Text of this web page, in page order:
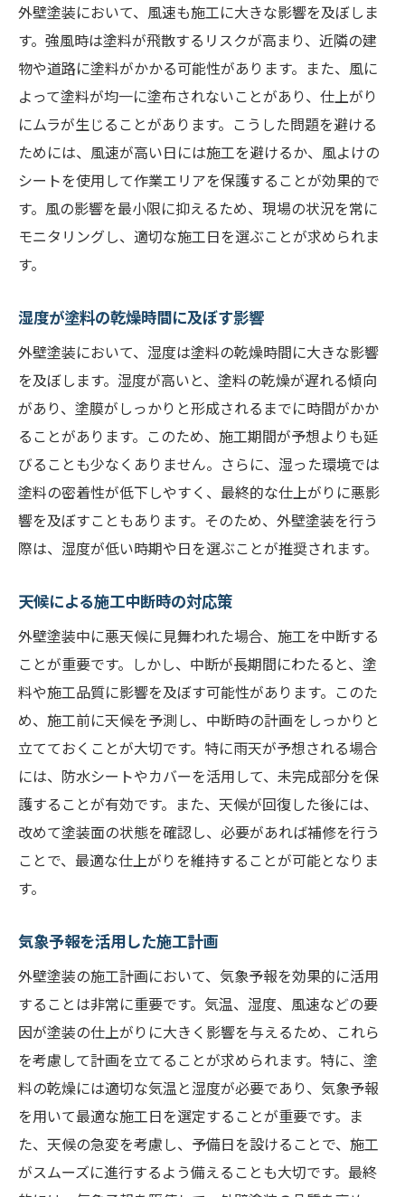
外壁塗装において、風速も施工に大きな影響を及ぼしま
す。強風時は塗料が飛散するリスクが高まり、近隣の建
物や道路に塗料がかかる可能性があります。また、風に
よって塗料が均一に塗布されないことがあり、仕上がり
にムラが生じることがあります。こうした問題を避ける
ためには、風速が高い日には施工を避けるか、風よけの
シートを使用して作業エリアを保護することが効果的で
す。風の影響を最小限に抑えるため、現場の状況を常に
モニタリングし、適切な施工日を選ぶことが求められま
す。
湿度が塗料の乾燥時間に及ぼす影響
外壁塗装において、湿度は塗料の乾燥時間に大きな影響
を及ぼします。湿度が高いと、塗料の乾燥が遅れる傾向
があり、塗膜がしっかりと形成されるまでに時間がかか
ることがあります。このため、施工期間が予想よりも延
びることも少なくありません。さらに、湿った環境では
塗料の密着性が低下しやすく、最終的な仕上がりに悪影
響を及ぼすこともあります。そのため、外壁塗装を行う
際は、湿度が低い時期や日を選ぶことが推奨されます。
天候による施工中断時の対応策
外壁塗装中に悪天候に見舞われた場合、施工を中断する
ことが重要です。しかし、中断が長期間にわたると、塗
料や施工品質に影響を及ぼす可能性があります。このた
め、施工前に天候を予測し、中断時の計画をしっかりと
立てておくことが大切です。特に雨天が予想される場合
には、防水シートやカバーを活用して、未完成部分を保
護することが有効です。また、天候が回復した後には、
改めて塗装面の状態を確認し、必要があれば補修を行う
ことで、最適な仕上がりを維持することが可能となりま
す。
気象予報を活用した施工計画
外壁塗装の施工計画において、気象予報を効果的に活用
することは非常に重要です。気温、湿度、風速などの要
因が塗装の仕上がりに大きく影響を与えるため、これら
を考慮して計画を立てることが求められます。特に、塗
料の乾燥には適切な気温と湿度が必要であり、気象予報
を用いて最適な施工日を選定することが重要です。ま
た、天候の急変を考慮し、予備日を設けることで、施工
がスムーズに進行するよう備えることも大切です。最終